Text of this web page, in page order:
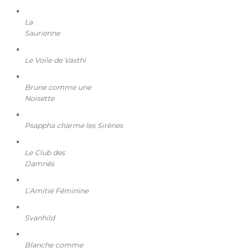
La
Saurienne
Le Voile de Vasthi
Brune comme une
Noisette
Psappha charme les Sirènes
Le Club des
Damnés
L’Amitié Féminine
Svanhild
Blanche comme